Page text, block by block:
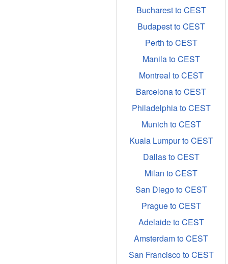
Bucharest to CEST
Budapest to CEST
Perth to CEST
Manila to CEST
Montreal to CEST
Barcelona to CEST
Philadelphia to CEST
Munich to CEST
Kuala Lumpur to CEST
Dallas to CEST
Milan to CEST
San Diego to CEST
Prague to CEST
Adelaide to CEST
Amsterdam to CEST
San Francisco to CEST